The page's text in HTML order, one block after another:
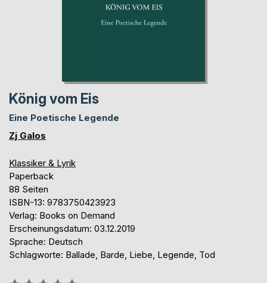
König vom Eis
Eine Poetische Legende
Zj Galos
Klassiker & Lyrik
Paperback
88 Seiten
ISBN-13: 9783750423923
Verlag: Books on Demand
Erscheinungsdatum: 03.12.2019
Sprache: Deutsch
Schlagworte: Ballade, Barde, Liebe, Legende, Tod